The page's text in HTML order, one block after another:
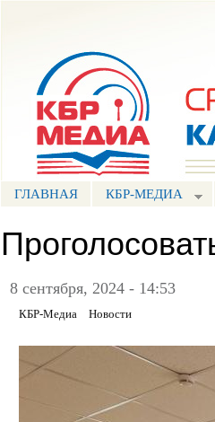
ГЛАВНАЯ КБР-МЕДИА
8 сентября, 2024 - 14:53
КБР-Медиа Новости